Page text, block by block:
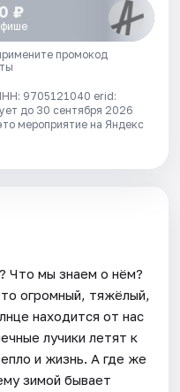
₽
промокод
9705121040 erid:
до 30 сентября 2026
мероприятие на Яндекс
Что мы знаем о нём?
огромный, тяжёлый,
находится от нас
лучики летят к
и жизнь. А где же
зимой бывает